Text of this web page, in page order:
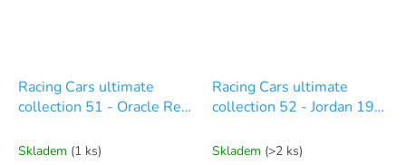
Racing Cars ultimate
collection 51 - Oracle Red
Verstappen - 2024
Skladem (1 ks)
Racing Cars ultimate
collection 52 - Jordan 199
Skladem (>2 ks)